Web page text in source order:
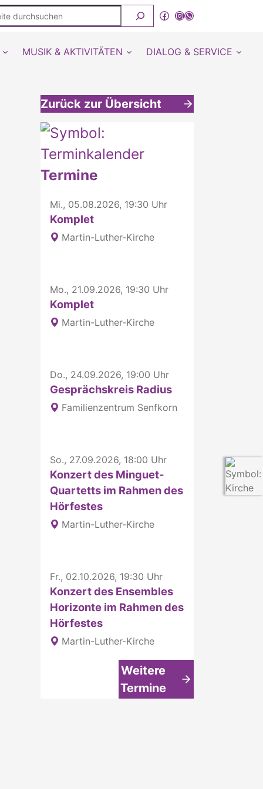
Facebook
Instagram
WhatsApp Kanal von detmold-lutherisch
MUSIK & AKTIVITÄTEN DIALOG & SERVICE
Zurück zur Übersicht
Weitere interessante Inhalte
Termine
Mi., 05.08.2026, 19:30 Uhr
Komplet
Martin-Luther-Kirche
Mo., 21.09.2026, 19:30 Uhr
Komplet
Martin-Luther-Kirche
Do., 24.09.2026, 19:00 Uhr
Gesprächskreis Radius
Familienzentrum Senfkorn
So., 27.09.2026, 18:00 Uhr
Konzert des Minguet-
Quartetts im Rahmen des
Hörfestes
Martin-Luther-Kirche
Fr., 02.10.2026, 19:30 Uhr
Konzert des Ensembles
Horizonte im Rahmen des
Hörfestes
Martin-Luther-Kirche
Weitere
Termine